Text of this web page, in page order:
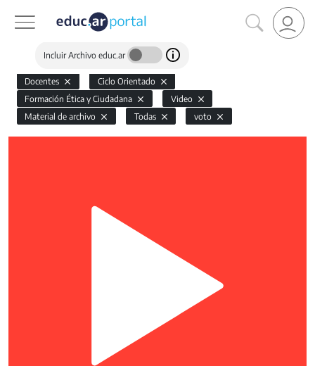
Incluir Archivo educ.ar
Docentes
Ciclo Orientado
Formación Ética y Ciudadana
Video
Material de archivo
Todas voto